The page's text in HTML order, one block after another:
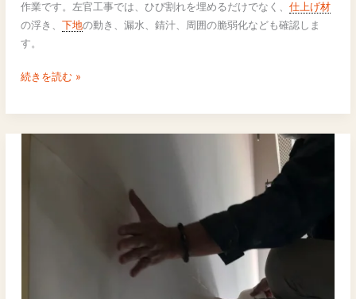
作業です。左官工事では、ひび割れを埋めるだけでなく、仕上げ材
の浮き、下地の動き、漏水、錆汁、周囲の脆弱化なども確認しま
す。
続きを読む »